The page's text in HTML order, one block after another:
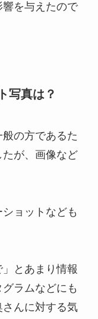
を与えたので
写真は？
の方であるた
が、画像など
ョットなども
とあまり情報
ラムなどにも
んに対する気